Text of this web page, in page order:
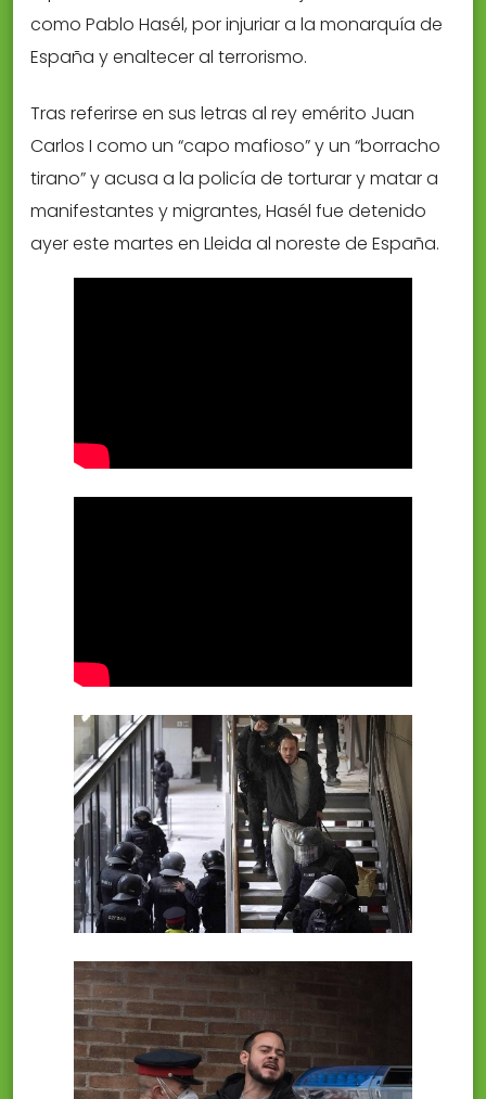
como Pablo Hasél, por injuriar a la monarquía de
España y enaltecer al terrorismo.
Tras referirse en sus letras al rey emérito Juan
Carlos I como un “capo mafioso” y un “borracho
tirano” y acusa a la policía de torturar y matar a
manifestantes y migrantes, Hasél fue detenido
ayer este martes en Lleida al noreste de España.